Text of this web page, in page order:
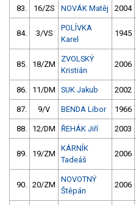
83. 16/ZS NOVÁK Matěj 2004
84. 3/VS
POLÍVKA
Karel
1945
85. 18/ZM
ZVOLSKÝ
Kristián
2006
86. 11/DM SUK Jakub 2002
87. 9/V BENDA Libor 1966
88. 12/DM ŘEHÁK Jiří 2003
89. 19/ZM
KÁRNÍK
Tadeáš
2006
90. 20/ZM
NOVOTNÝ
Štěpán
2006